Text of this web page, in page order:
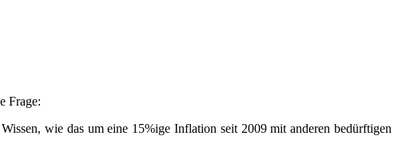
Frage:
wie das um eine 15%ige Inflation seit 2009 mit anderen bedürftigen